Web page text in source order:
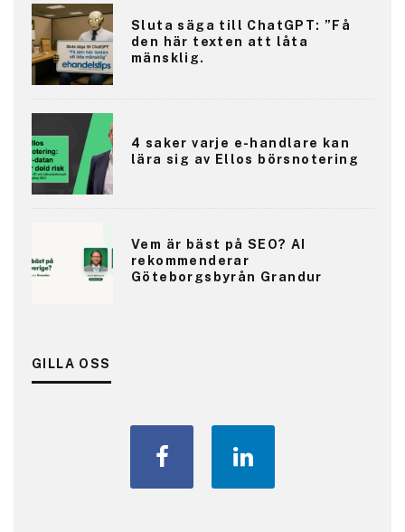
Sluta säga till ChatGPT: ”Få
den här texten att låta
mänsklig.
4 saker varje e-handlare kan
lära sig av Ellos börsnotering
Vem är bäst på SEO? AI
rekommenderar
Göteborgsbyrån Grandur
GILLA OSS